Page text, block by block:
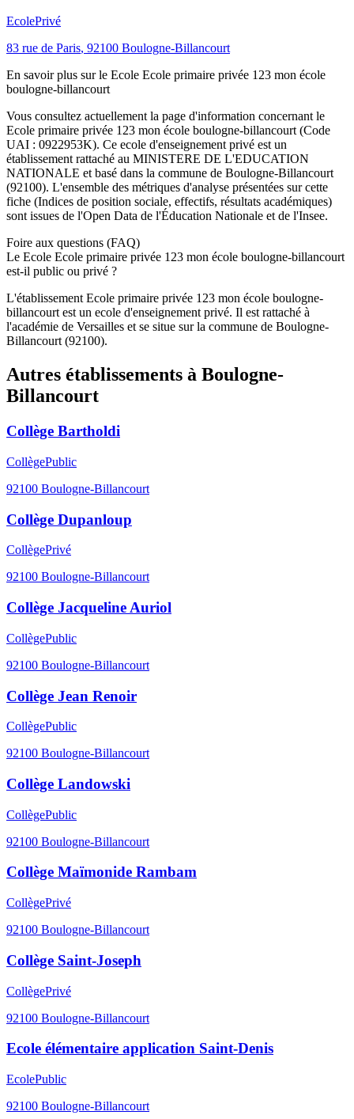
EcolePrivé
83 rue de Paris, 92100 Boulogne-Billancourt
En savoir plus sur le Ecole Ecole primaire privée 123 mon école
boulogne-billancourt
Vous consultez actuellement la page d'information concernant le
Ecole primaire privée 123 mon école boulogne-billancourt(Code
UAI : 0922953K). Ce ecole d'enseignementprivé est un
établissement rattaché au MINISTERE DE L'EDUCATION
NATIONALE et basé dans la commune de Boulogne-Billancourt
(92100). L'ensemble des métriques d'analyse présentées sur cette
fiche (Indices de position sociale, effectifs, résultats académiques)
sont issues de l'Open Data de l'Éducation Nationale et de l'Insee.
Foire aux questions (FAQ)
Le Ecole Ecole primaire privée 123 mon école boulogne-billancourt
est-il public ou privé ?
L'établissement Ecole primaire privée 123 mon école boulogne-
billancourt est un ecole d'enseignement privé. Il est rattaché à
l'académie de Versailles et se situe sur la commune de Boulogne-
Billancourt (92100).
Autres établissements à Boulogne-
Billancourt
Collège Bartholdi
CollègePublic
92100 Boulogne-Billancourt
Collège Dupanloup
CollègePrivé
92100 Boulogne-Billancourt
Collège Jacqueline Auriol
CollègePublic
92100 Boulogne-Billancourt
Collège Jean Renoir
CollègePublic
92100 Boulogne-Billancourt
Collège Landowski
CollègePublic
92100 Boulogne-Billancourt
Collège Maïmonide Rambam
CollègePrivé
92100 Boulogne-Billancourt
Collège Saint-Joseph
CollègePrivé
92100 Boulogne-Billancourt
Ecole élémentaire application Saint-Denis
EcolePublic
92100 Boulogne-Billancourt